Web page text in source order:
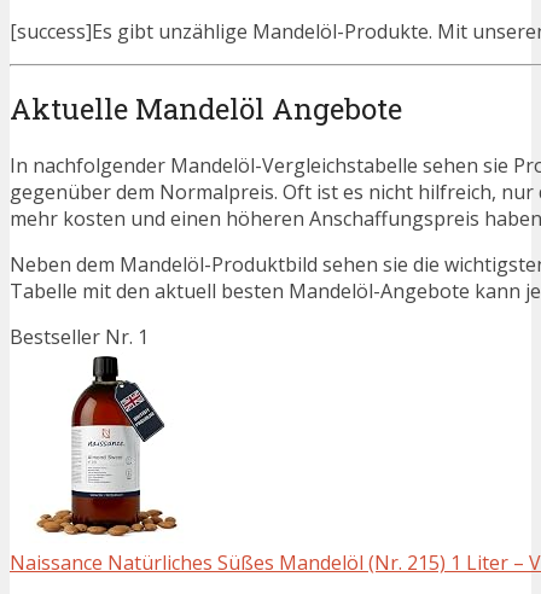
[success]Es gibt unzählige Mandelöl-Produkte. Mit
Aktuelle Mandelöl Angebote
In nachfolgender Mandelöl-Vergleichstabelle sehen sie
gegenüber dem Normalpreis. Oft ist es nicht hilfreich,
mehr kosten und einen höheren Anschaffungspreis
Neben dem Mandelöl-Produktbild sehen sie die
Tabelle mit den aktuell besten Mandelöl-Angebote kann
Bestseller Nr. 1
Naissance Natürliches Süßes Mandelöl (Nr. 215) 1 Liter –